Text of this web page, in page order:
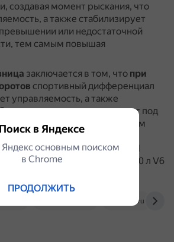
создавая момент рыскания, что
а также стабилизирует
или недостаточной
тем самым повышая
заключается в том, что при
спортивный дифференциал
управляемость, а также
«ввинчиваться» в поворот под
условиях
Audi RS с полным
до 85% мощности на
как стандартный A6 allroad
двигателем объёмом 3,0 л V6
мощности на заднюю ось.
dzen.ru
Поиск в Яндексе
Яндекс основным поиском
в Сhrome
ПРОДОЛЖИТЬ